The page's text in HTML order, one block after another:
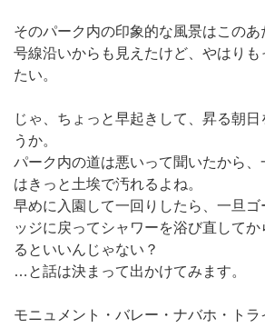
そのパーク内の印象的な風景はこの
号線沿いからも見えたけど、やはり
たい。
じゃ、ちょっと早起きして、昇る朝
うか。
パーク内の道は悪いって聞いたから
はきっと土埃で汚れるよね。
早めに入園して一回りしたら、一旦ゴ
ッジに戻ってシャワーを浴び直して
るといいんじゃない？
…と話は決まって出かけてみます。
モニュメント・バレー・ナバホ・トラ